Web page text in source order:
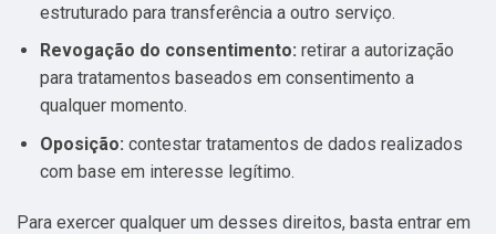
estruturado para transferência a outro serviço.
Revogação do consentimento: retirar a autorização
para tratamentos baseados em consentimento a
qualquer momento.
Oposição: contestar tratamentos de dados realizados
com base em interesse legítimo.
Para exercer qualquer um desses direitos, basta entrar em